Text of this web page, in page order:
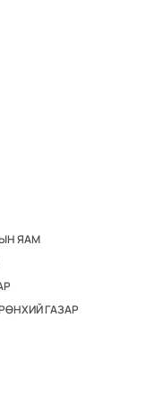
ЯАМ
ГАЗАР